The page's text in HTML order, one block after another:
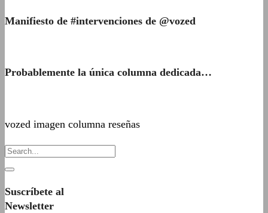
Manifiesto de #intervenciones de @vozed
Probablemente la única columna dedicada…
vozed imagen columna reseñas
Suscríbete al
Newsletter